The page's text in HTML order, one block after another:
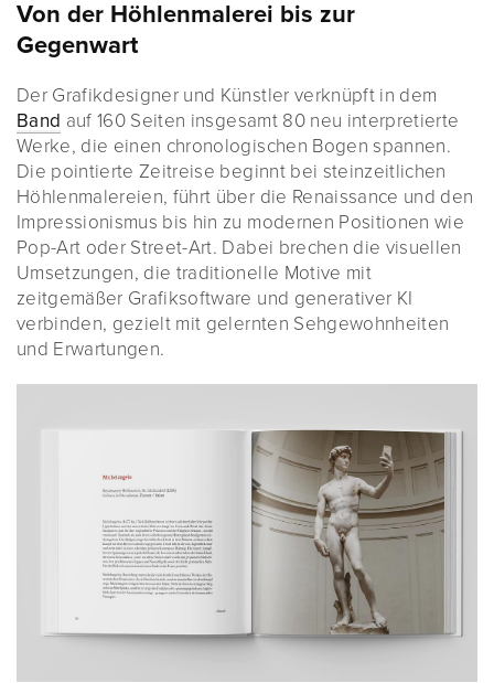
Von der Höhlenmalerei bis zur
Gegenwart
Der Grafikdesigner und Künstler verknüpft in dem
Band auf 160 Seiten insgesamt 80 neu interpretierte
Werke, die einen chronologischen Bogen spannen.
Die pointierte Zeitreise beginnt bei steinzeitlichen
Höhlenmalereien, führt über die Renaissance und den
Impressionismus bis hin zu modernen Positionen wie
Pop-Art oder Street-Art. Dabei brechen die visuellen
Umsetzungen, die traditionelle Motive mit
zeitgemäßer Grafiksoftware und generativer KI
verbinden, gezielt mit gelernten Sehgewohnheiten
und Erwartungen.